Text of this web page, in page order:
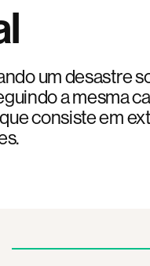
um desastre
a mesma
consiste em